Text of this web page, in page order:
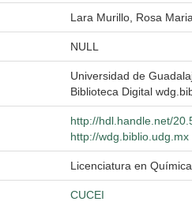
Lara Murillo, Rosa Maria
NULL
Universidad de
Biblioteca Digital
http://hdl.handle.net/
http://wdg.biblio.udg.mx
Licenciatura en
CUCEI